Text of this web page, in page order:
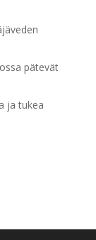
pätevät
ja tukea